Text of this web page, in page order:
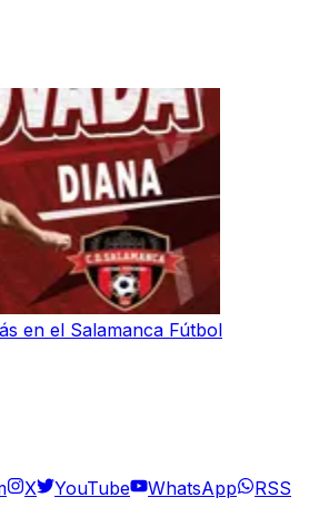
en el Salamanca Fútbol
X YouTube WhatsApp RSS